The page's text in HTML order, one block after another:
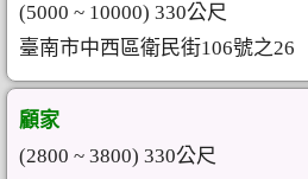
(5000 ~ 10000) 330公尺
臺南市中西區衛民街106號之26
顧家
(2800 ~ 3800) 330公尺